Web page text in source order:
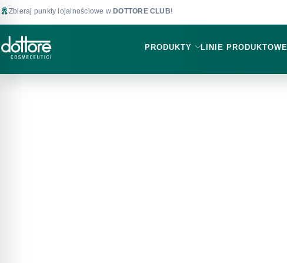
Zbieraj punkty lojalnościowe w DOTTORE CLUB!
PRODUKTY LINIE PRODUKTOWE